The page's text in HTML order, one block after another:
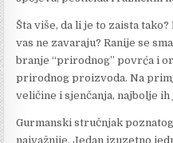
Šta više, da li je to zaista
vas ne zavaraju? Ranije se
branje “prirodnog” povrća i
prirodnog proizvoda. Na
veličine i sjenčanja, najbolje ih
Gurmanski stručnjak
najvažnije. Jedan izuzetno